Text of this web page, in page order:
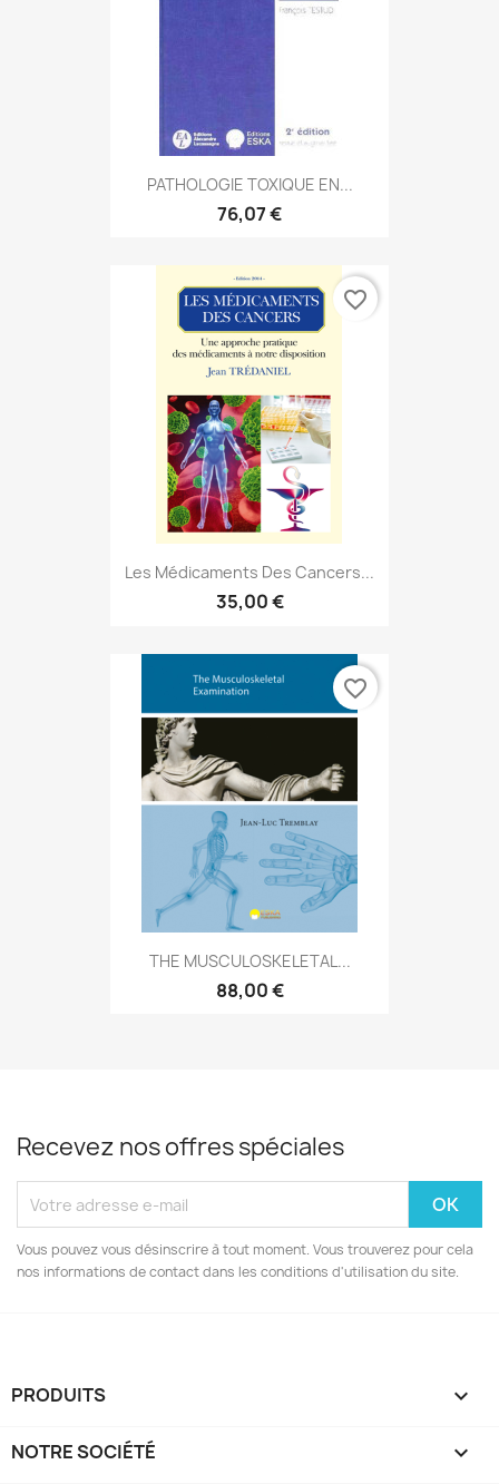
PATHOLOGIE TOXIQUE EN...
76,07 €
Les Médicaments Des Cancers...
35,00 €
favorite_border
THE MUSCULOSKELETAL...
88,00 €
favorite_border
Recevez nos offres spéciales
Vous pouvez vous désinscrire à tout moment. Vous trouverez pour cela
nos informations de contact dans les conditions d'utilisation du site.
PRODUITS 
NOTRE SOCIÉTÉ 